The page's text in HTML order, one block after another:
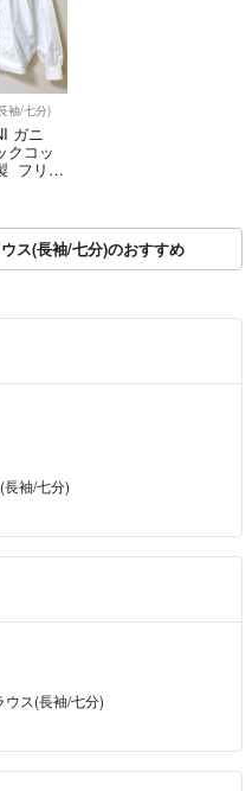
袖/七分)
ガニ
クコッ
フリ
Ｓ
ス(長袖/七分)のおすすめ
袖/七分)
ウス(長袖/七分)